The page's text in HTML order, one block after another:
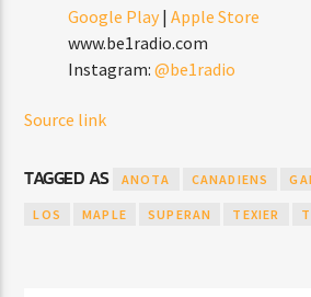
Google Play |Apple Store
www.be1radio.com
Instagram:@be1radio
Source link
TAGGED AS ANOTA CANADIENS
LOS MAPLE SUPERAN TEXIER